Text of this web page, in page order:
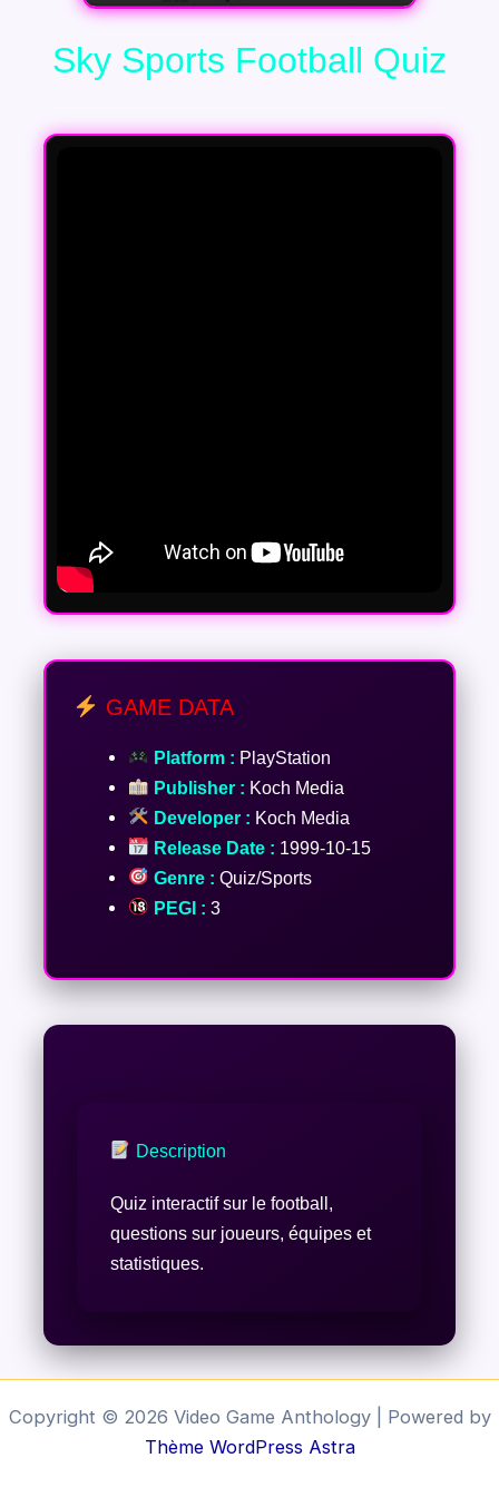
Sky Sports Football Quiz
GAME DATA
Platform : PlayStation
Publisher : Koch Media
Developer : Koch Media
Release Date : 1999-10-15
Genre : Quiz/Sports
PEGI : 3
Description
Quiz interactif sur le football,
questions sur joueurs, équipes et
statistiques.
Copyright © 2026 Video Game Anthology | Powered by
Thème WordPress Astra